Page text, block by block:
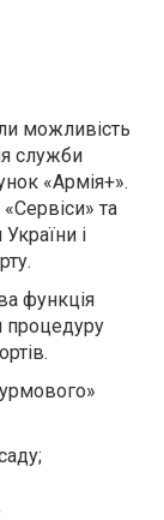
можливість
служби
«Армія+».
та
і
функція
процедуру